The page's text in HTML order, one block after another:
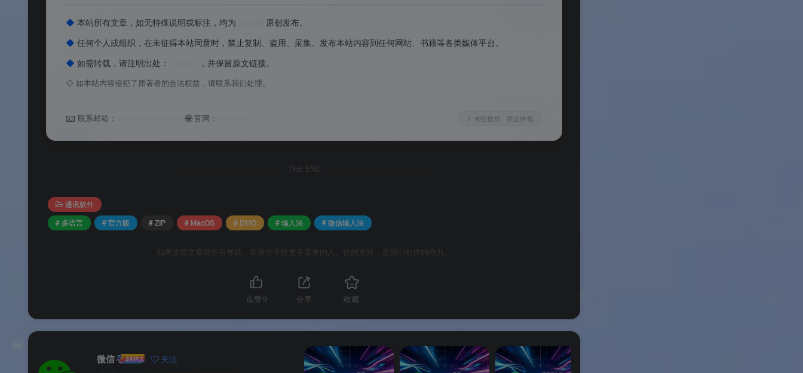
✨ 软件特色
软件亮点
版本说明
微信输入法 macOS 官方版为
🖥️系统要求
◆ 本站所有文章，如无特殊说明或标注，均为
原创发布。
◆ 任何个人或组织，在未征得本站同意时，禁止复制、盗用、采集、发布本站内容到任何网站、书籍等各类媒体平台。
◆ 如需转载，请注明出处： ，并保留原文链接。
◇ 如本站内容侵犯了原著者的合法权益，请联系我们处理。
📧 联系邮箱： admin@dzcrv.com🌐官网： ⚡ 未经授权 · 禁止转载
THE END
通讯软件
# 多语言
# 官方版 # ZIP # MacOS # DMG # 输入法 # 微信输入法
如果这篇文章对你有帮助，欢迎分享给更多需要的人。你的支持，是我们创作的动力。
点赞 9 分享 收藏
微信 关注